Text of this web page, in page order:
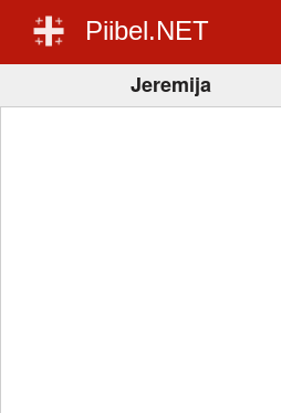
Piibel.NET
Jeremija